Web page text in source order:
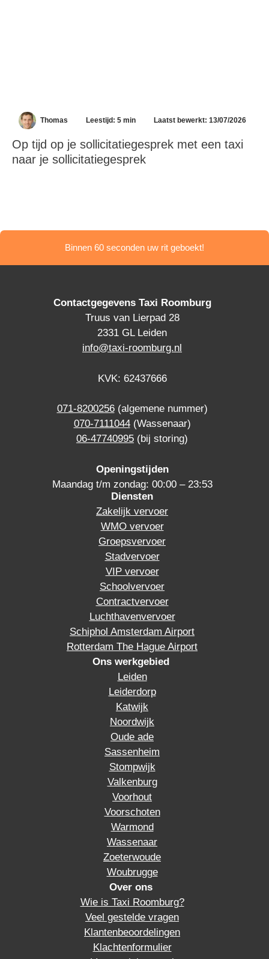
Thomas Leestijd: 5 min Laatst bewerkt: 13/07/2026
Op tijd op je sollicitatiegesprek met een taxi
naar je sollicitatiegesprek
Binnen 60 seconden uw rit geboekt!
Contactgegevens Taxi Roomburg
Truus van Lierpad 28
2331 GL Leiden
info@taxi-roomburg.nl
KVK: 62437666
071-8200256(algemene nummer)
070-7111044(Wassenaar)
06-47740995 (bij storing)
Openingstijden
Maandag t/m zondag: 00:00 – 23:53
Diensten
Zakelijk vervoer
WMO vervoer
Groepsvervoer
Stadvervoer
VIP vervoer
Schoolvervoer
Contractvervoer
Luchthavenvervoer
Schiphol Amsterdam Airport
Rotterdam The Hague Airport
Ons werkgebied
Leiden
Leiderdorp
Katwijk
Noordwijk
Oude ade
Sassenheim
Stompwijk
Valkenburg
Voorhout
Voorschoten
Warmond
Wassenaar
Zoeterwoude
Woubrugge
Over ons
Wie is Taxi Roomburg?
Veel gestelde vragen
Klantenbeoordelingen
Klachtenformulier